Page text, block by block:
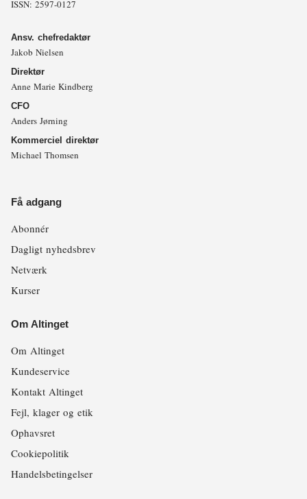
ISSN: 2597-0127
Ansv. chefredaktør
Jakob Nielsen
Direktør
Anne Marie Kindberg
CFO
Anders Jørning
Kommerciel direktør
Michael Thomsen
Få adgang
Abonnér
Dagligt nyhedsbrev
Netværk
Kurser
Om Altinget
Om Altinget
Kundeservice
Kontakt Altinget
Fejl, klager og etik
Ophavsret
Cookiepolitik
Handelsbetingelser